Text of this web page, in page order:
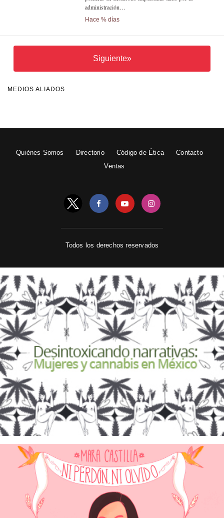
administración…
Hace % días
Siguiente»
MEDIOS ALIADOS
Quiénes Somos Directorio Código de Ética
Contacto
Ventas
Todos los derechos reservados